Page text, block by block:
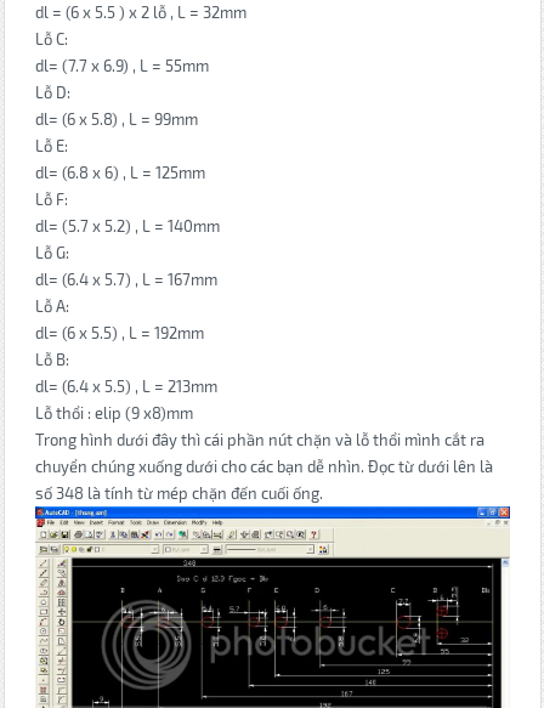
dl = (6 x 5.5 ) x 2 lỗ , L = 32mm
Lỗ C:
dl= (7.7 x 6.9) , L = 55mm
Lỗ D:
dl= (6 x 5.8) , L = 99mm
Lỗ E:
dl= (6.8 x 6) , L = 125mm
Lỗ F:
dl= (5.7 x 5.2) , L = 140mm
Lỗ G:
dl= (6.4 x 5.7) , L = 167mm
Lỗ A:
dl= (6 x 5.5) , L = 192mm
Lỗ B:
dl= (6.4 x 5.5) , L = 213mm
Lỗ thổi : elip (9 x8)mm
Trong hình dưới đây thì cái phần nút chặn và lỗ thổi mình cắt ra
chuyển chúng xuống dưới cho các bạn dễ nhìn. Đọc từ dưới lên là
số 348 là tính từ mép chặn đến cuối ống.